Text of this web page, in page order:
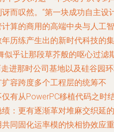
而叹然。“第一块成功自主设
算的商用的高端中央与人工智
历练产生出的新时代科技的集
似乎让那段草芥般的呕心过滤
进那时公司基地以及硅谷园
容跨度多个工程层的统筹不
有从PowerPC移植代码之时
：更有逐渐革对堆麻交织延的
同固化运率模的快相协效应重